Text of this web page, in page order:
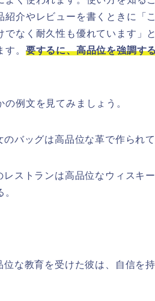
紹介やレビューを書くときに「
でなく耐久性も優れています」
す。 要するに、高品位を強調す
の例文を見てみましょう。
のバッグは高品位な革で作られ
レストランは高品位なウィスキ
位な教育を受けた彼は、自信を